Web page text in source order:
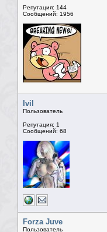
Репутация: 144
Сообщений: 1956
Ivil
Пользователь
Репутация: 1
Сообщений: 68
Forza Juve
Пользователь